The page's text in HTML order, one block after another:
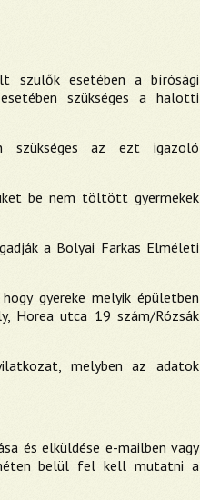
szülők esetében a bírósági
szükséges a halotti
szükséges az ezt igazoló
be nem töltött gyermekek
a Bolyai Farkas Elméleti
gyereke melyik épületben
Horea utca 19 szám/Rózsák
melyben az adatok
és elküldése e-mailben vagy
belül fel kell mutatni a